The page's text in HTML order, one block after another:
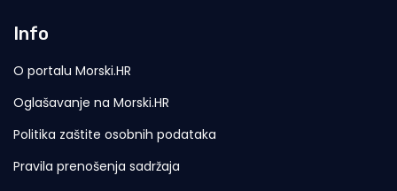
Info
O portalu Morski.HR
Oglašavanje na Morski.HR
Politika zaštite osobnih podataka
Pravila prenošenja sadržaja